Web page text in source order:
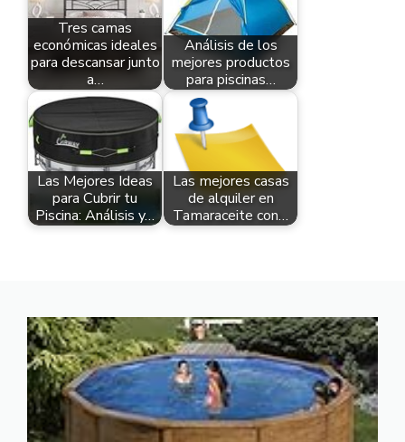
Tres camas
económicas ideales
para descansar junto
a…
Análisis de los
mejores productos
para piscinas…
Las Mejores Ideas
para Cubrir tu
Piscina: Análisis y…
Las mejores casas
de alquiler en
Tamaraceite con…